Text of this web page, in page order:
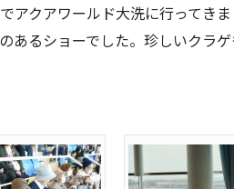
アクアワールド大洗に行ってき
あるショーでした。珍しいクラ